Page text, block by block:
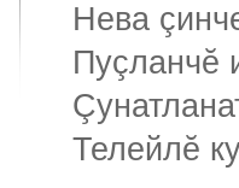
Нева
Пуçланчĕ
Телейлĕ